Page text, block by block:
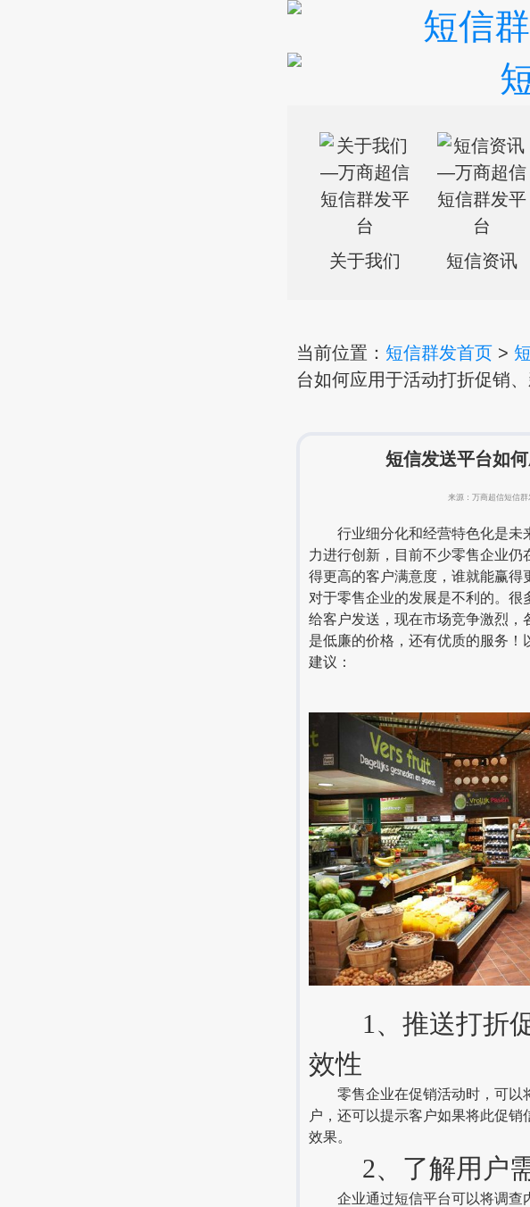
关于我们 短信资讯
当前位置： 短信群发首页 >
台如何应用于活动打折促销
短信发送平台如
来源：万商超信短信
行业细分化和经营特色化是未
力进行创新，目前不少零售企业
得更高的客户满意度，谁就能赢
对于零售企业的发展是不利的。
给客户发送，现在市场竞争激烈，
是低廉的价格，还有优质的服务
建议：
1、推送打折促
效性
零售企业在促销活动时，可以
户，还可以提示客户如果将此促
效果。
2、了解用户需
企业通过短信平台可以将调查